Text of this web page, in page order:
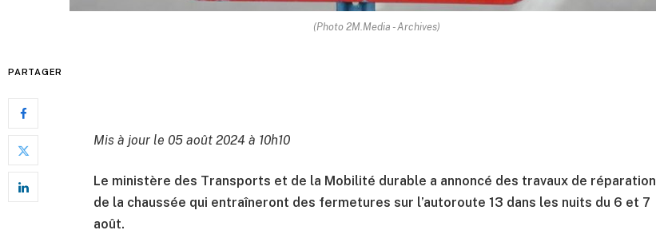
(Photo 2M.Media - Archives)
PARTAGER
Mis à jour le 05 août 2024 à 10h10
Le ministère des Transports et de la Mobilité durable a annoncé des travaux de réparation
de la chaussée qui entraîneront des fermetures sur l’autoroute 13 dans les nuits du 6 et 7
août.